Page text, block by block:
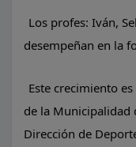
Los profes: Iván,
desempeñan en la
Este crecimiento
de la Municipalidad
Dirección de